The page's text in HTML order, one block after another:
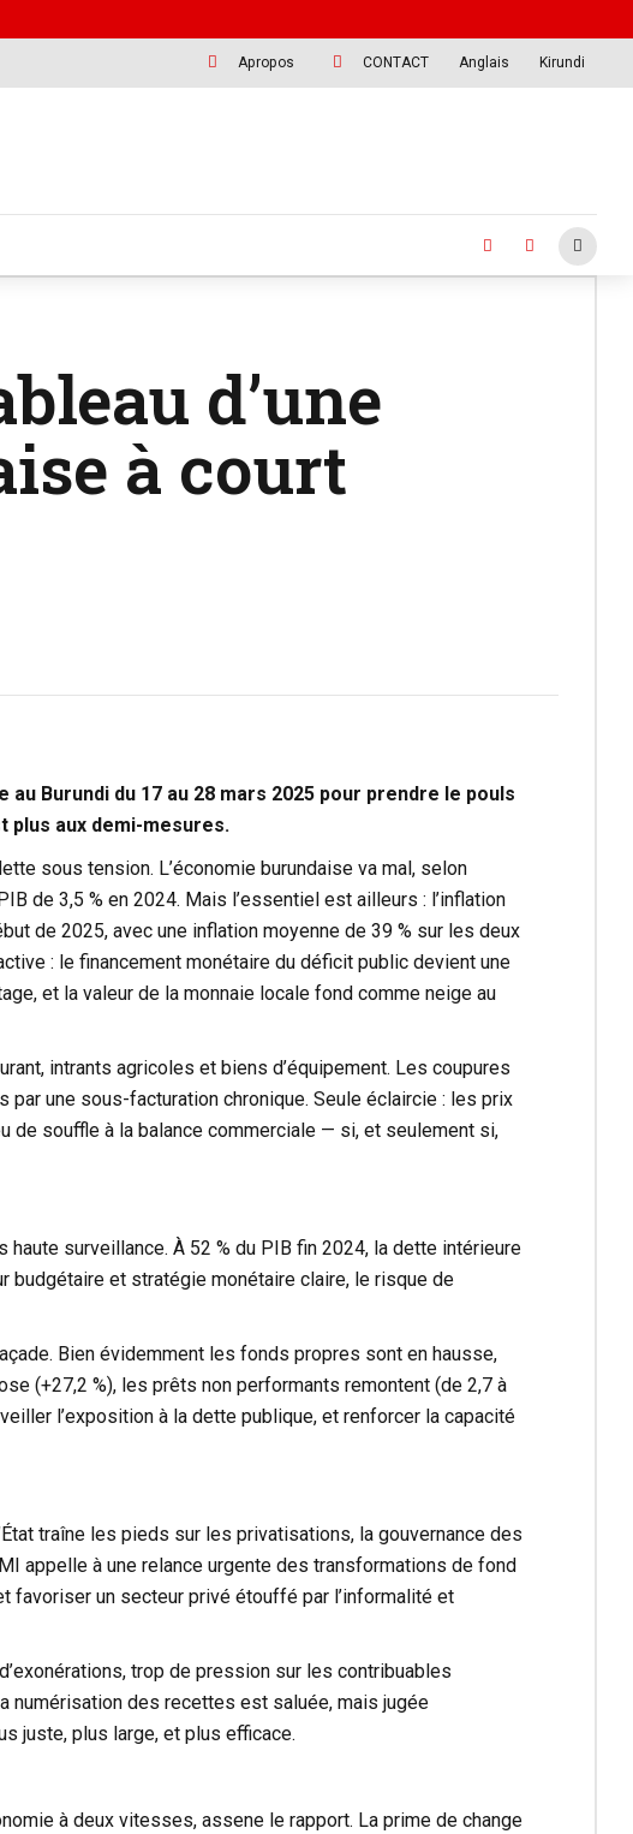
Apropos CONTACT Anglais Kirundi
d’une
à court
Burundi du 17 au 28 mars 2025 pour prendre le pouls
plus aux demi-mesures.
sous tension. L’économie burundaise va mal, selon
de 3,5 % en 2024. Mais l’essentiel est ailleurs : l’inflation
de 2025, avec une inflation moyenne de 39 % sur les deux
: le financement monétaire du déficit public devient une
et la valeur de la monnaie locale fond comme neige au
intrants agricoles et biens d’équipement. Les coupures
une sous-facturation chronique. Seule éclaircie : les prix
de souffle à la balance commerciale — si, et seulement si,
surveillance. À 52 % du PIB fin 2024, la dette intérieure
budgétaire et stratégie monétaire claire, le risque de
Bien évidemment les fonds propres sont en hausse,
(+27,2 %), les prêts non performants remontent (de 2,7 à
l’exposition à la dette publique, et renforcer la capacité
traîne les pieds sur les privatisations, la gouvernance des
appelle à une relance urgente des transformations de fond
favoriser un secteur privé étouffé par l’informalité et
trop de pression sur les contribuables
numérisation des recettes est saluée, mais jugée
juste, plus large, et plus efficace.
à deux vitesses, assene le rapport. La prime de change